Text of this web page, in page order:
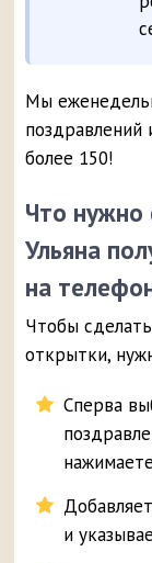
Мы
более 150!
Что нужно
Ульяна
на
Чтобы
открытки,
Сперва
и